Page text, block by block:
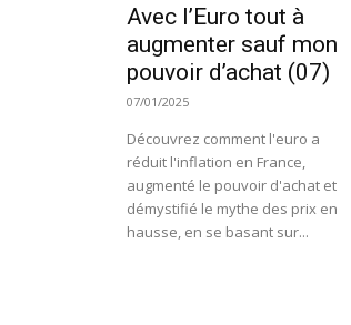
Avec l’Euro tout à
augmenter sauf mon
pouvoir d’achat (07)
07/01/2025
Découvrez comment l'euro a
réduit l'inflation en France,
augmenté le pouvoir d'achat et
démystifié le mythe des prix en
hausse, en se basant sur...